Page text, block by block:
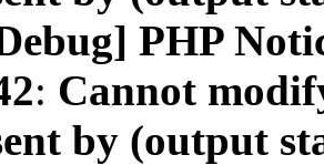
PHP
: Cannot
by (output